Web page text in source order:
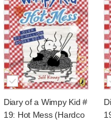
Diary of a Wimpy Kid #
19: Hot Mess (Hardco